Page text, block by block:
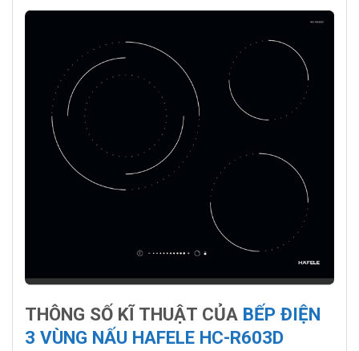
THÔNG SỐ KĨ THUẬT CỦA BẾP ĐIỆN
3 VÙNG NẤU HAFELE HC-R603D